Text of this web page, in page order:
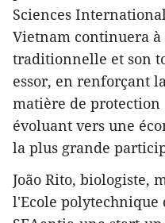
Sciences
Vietnam continuera à
traditionnelle et son
essor, en renforçant
matière de
évoluant vers une
la plus grande
João Rito, biologiste,
l'Ecole